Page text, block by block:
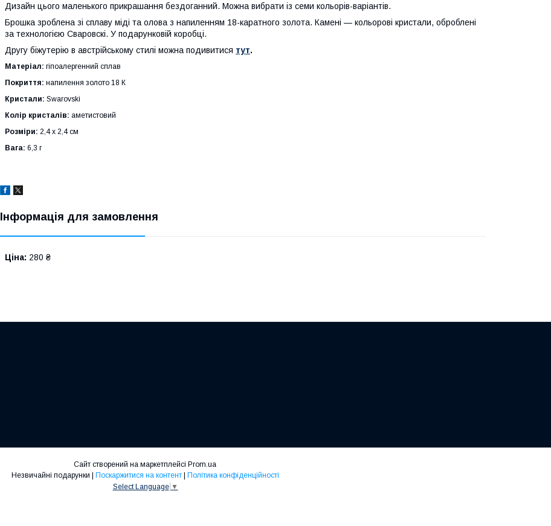
Дизайн цього маленького прикрашання бездоганний. Можна вибрати із семи кольорів-варіантів.
Брошка зроблена зі сплаву міді та олова з напиленням 18-каратного золота. Камені — кольорові кристали, оброблені
за технологією Сваровскі. У подарунковій коробці.
Другу біжутерію в австрійському стилі можна подивитися тут.
Матеріал: гіпоалергенний сплав
Покриття: напилення золото 18 К
Кристали: Swarovski
Колір кристалів: аметистовий
Розміри: 2,4 х 2,4 см
Вага: 6,3 г
Інформація для замовлення
Ціна: 280 ₴
Сайт створений на маркетплейсі Prom.ua
Незвичайні подарунки | Поскаржитися на контент | Політика конфіденційності
Select Language ▼